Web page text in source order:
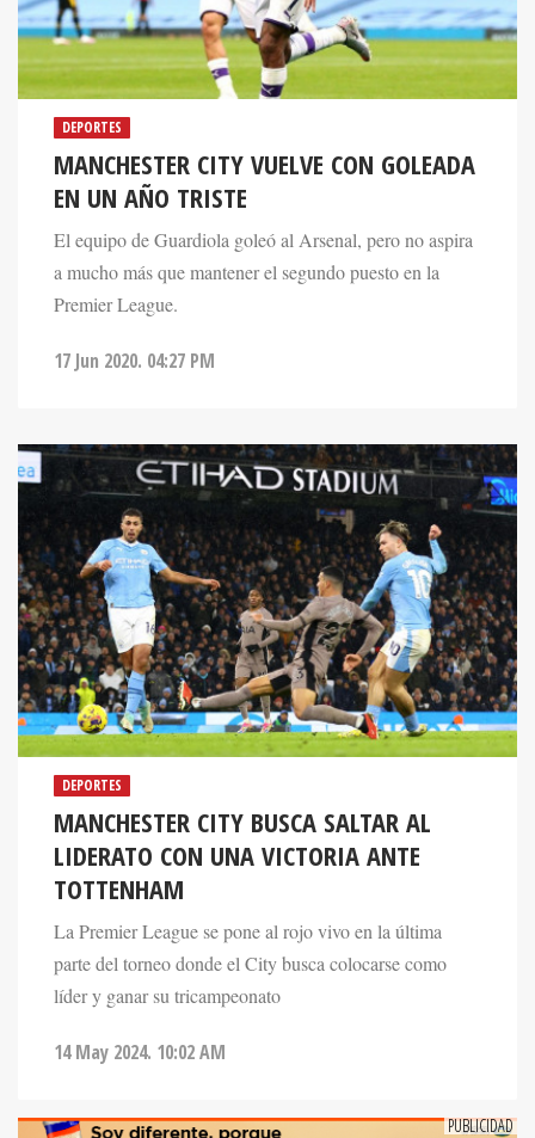
DEPORTES
MANCHESTER CITY VUELVE CON GOLEADA
EN UN AÑO TRISTE
El equipo de Guardiola goleó al Arsenal, pero no aspira
a mucho más que mantener el segundo puesto en la
Premier League.
17 Jun 2020. 04:27 PM
DEPORTES
MANCHESTER CITY BUSCA SALTAR AL
LIDERATO CON UNA VICTORIA ANTE
TOTTENHAM
La Premier League se pone al rojo vivo en la última
parte del torneo donde el City busca colocarse como
líder y ganar su tricampeonato
14 May 2024. 10:02 AM